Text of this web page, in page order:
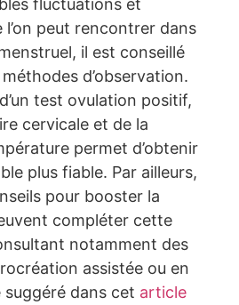
fluctuations et
l’on peut rencontrer dans
il est conseillé
d’observation.
test ovulation positif,
cervicale et de la
permet d’obtenir
plus fiable. Par ailleurs,
pour booster la
compléter cette
notamment des
assistée ou en
dans cet article